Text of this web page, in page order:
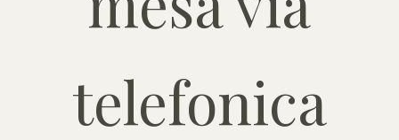
telefonica